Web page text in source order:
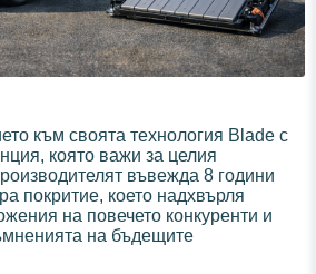
към своята технология Blade с
която важи за целия
въвежда 8 години
покритие, което надхвърля
на повечето конкуренти и
на бъдещите